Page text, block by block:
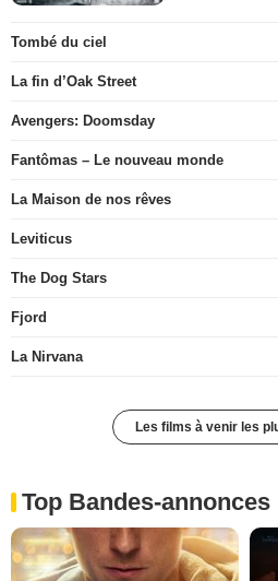
Tombé du ciel
La fin d’Oak Street
Avengers: Doomsday
Fantômas – Le nouveau monde
La Maison de nos rêves
Leviticus
The Dog Stars
Fjord
La Nirvana
Les films à venir les
Top Bandes-annonces